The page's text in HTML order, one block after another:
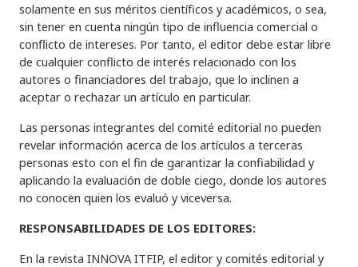
solamente en sus méritos científicos y académicos, o sea,
sin tener en cuenta ningún tipo de influencia comercial o
conflicto de intereses. Por tanto, el editor debe estar libre
de cualquier conflicto de interés relacionado con los
autores o financiadores del trabajo, que lo inclinen a
aceptar o rechazar un artículo en particular.
Las personas integrantes del comité editorial no pueden
revelar información acerca de los artículos a terceras
personas esto con el fin de garantizar la confiabilidad y
aplicando la evaluación de doble ciego, donde los autores
no conocen quien los evaluó y viceversa.
RESPONSABILIDADES DE LOS EDITORES:
En la revista INNOVA ITFIP, el editor y comités editorial y